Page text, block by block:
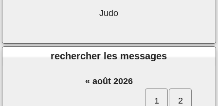
Judo
rechercher les messages
« août 2026
1
2